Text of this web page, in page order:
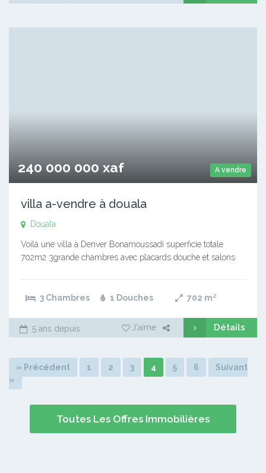
A vendre
240 000 000 xaf
villa a-vendre à douala
Douala
Voilà une villa à Denver Bonamoussadi superficie totale
702m2 3grande chambres avec placards douche et salons
3 Chambres 1 Douches 702 m²
5 ans depuis J'aime Détails
» Précédent 1 2 3 4 5 6
Suivant
»
Toutes Les Offres Immobilières